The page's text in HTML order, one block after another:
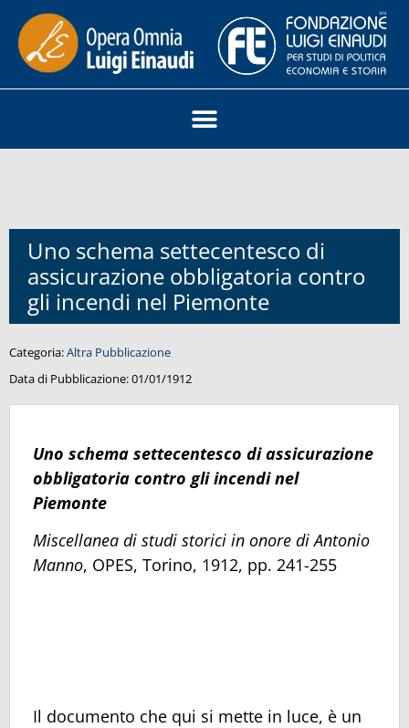
Uno schema settecentesco di
assicurazione obbligatoria contro
gli incendi nel Piemonte
Categoria:Altra Pubblicazione
Data di Pubblicazione:01/01/1912
Uno schema settecentesco di assicurazione
obbligatoria contro gli incendi nel
Piemonte
Miscellanea di studi storici in onore di Antonio
Manno, OPES, Torino, 1912, pp. 241-255
Il documento che qui si mette in luce, è un